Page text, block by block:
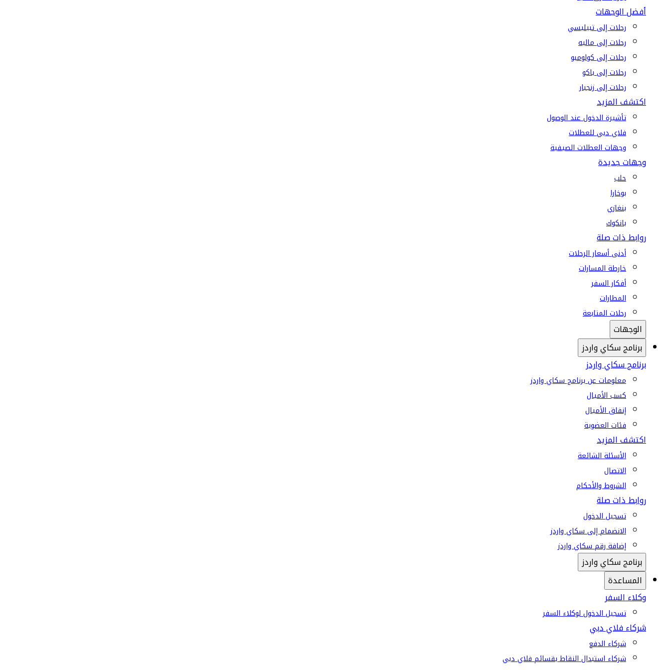
أفضل الوجهات
رحلات إلى تبيليسي
رحلات إلى ماليه
رحلات إلى كولومبو
رحلات إلى باكو
رحلات إلى زنجبار
اكتشف المزيد
تأشيرة الدخول عند الوصول
فلاي دبي للعطلات
وجهات العطلات الصيفية
وجهات جديدة
حلب
بوخارا
بنغازي
بانكوك
روابط ذات صلة
أدنى أسعار الرحلات
خارطة المسارات
أفكار السفر
المطارات
رحلات المتابعة
الوجهات
برنامج سكاي واردز
برنامج سكاي واردز
معلومات عن برنامج سكاي واردز
كسب الأميال
إنفاق الأميال
فئات العضوية
اكتشف المزيد
الأسئلة الشائعة
الاتصال
الشروط والأحكام
روابط ذات صلة
تسجيل الدخول
الانضمام إلى سكاي واردز
إضافة رقم سكاي واردز
برنامج سكاي واردز
المساعدة
وكلاء السفر
تسجيل الدخول لوكلاء السفر
شركاء فلاي دبي
شركاء الدفع
شركاء استبدال النقاط بقسائم فلاي دبي